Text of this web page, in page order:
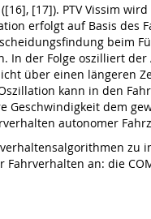
[17]). PTV Vissim
erfolgt auf Basis des
beim
der Folge oszilliert
über einen längeren
kann in den
dem
autonomer
an: die